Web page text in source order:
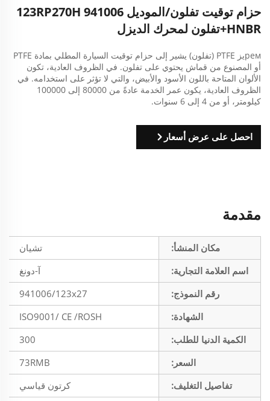
حزام توقيت تفلون/الموديل 941006 123RP270H
HNBR+تفلون لمحرك الديزل
ремيز PTFE (تفلون) يشير إلى حزام توقيت السيارة المطلي بمادة PTFE
أو المصنوع من قماش يحتوي على تفلون. في الظروف العادية، تكون
الألوان المتاحة باللون الأسود والأبيض، والتي لا تؤثر على استخدامه. في
الظروف العادية، يكون عمر الخدمة عادةً من 80000 إلى 100000
كيلومتر، أو من 4 إلى 6 سنوات.
احصل على عرض أسعار
مقدمة
مكان المنشأ:
تشيان
اسم العلامة التجارية:
آ-دونغ
رقم النموذج:
941006/123x27
الشهادة:
ISO9001/ CE /ROSH
الكمية الدنيا للطلب:
300
السعر:
73RMB
تفاصيل التغليف:
كرتون قياسي